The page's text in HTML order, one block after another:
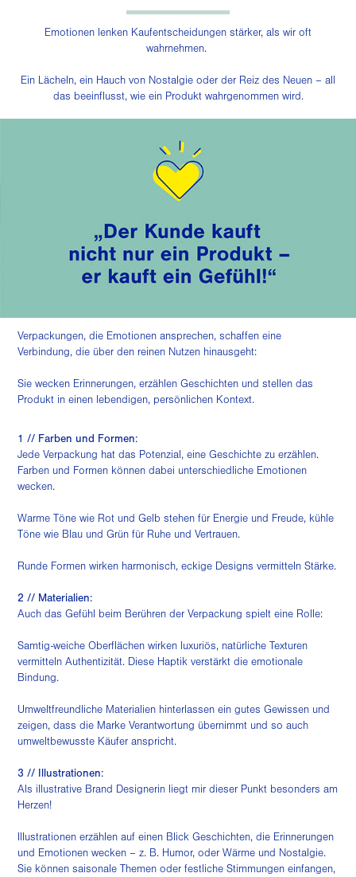
Emotionen lenken Kaufentscheidungen stärker, als wir oft
wahrnehmen.
Ein Lächeln, ein Hauch von Nostalgie oder der Reiz des Neuen – all
das beeinflusst, wie ein Produkt wahrgenommen wird.
Verpackungen, die Emotionen ansprechen, schaffen eine
Verbindung, die über den reinen Nutzen hinausgeht:
Sie wecken Erinnerungen, erzählen Geschichten und stellen das
Produkt in einen lebendigen, persönlichen Kontext.
1 // Farben und Formen:
Jede Verpackung hat das Potenzial, eine Geschichte zu erzählen.
Farben und Formen können dabei unterschiedliche Emotionen
wecken.
Warme Töne wie Rot und Gelb stehen für Energie und Freude, kühle
Töne wie Blau und Grün für Ruhe und Vertrauen.
Runde Formen wirken harmonisch, eckige Designs vermitteln Stärke.
2 // Materialien:
Auch das Gefühl beim Berühren der Verpackung spielt eine Rolle:
Samtig-weiche Oberflächen wirken luxuriös, natürliche Texturen
vermitteln Authentizität. Diese Haptik verstärkt die emotionale
Bindung.
Umweltfreundliche Materialien hinterlassen ein gutes Gewissen und
zeigen, dass die Marke Verantwortung übernimmt und so auch
umweltbewusste Käufer anspricht.
3 // Illustrationen:
Als illustrative Brand Designerin liegt mir dieser Punkt besonders am
Herzen!
Illustrationen erzählen auf einen Blick Geschichten, die Erinnerungen
und Emotionen wecken – z. B. Humor, oder Wärme und Nostalgie.
Sie können saisonale Themen oder festliche Stimmungen einfangen,